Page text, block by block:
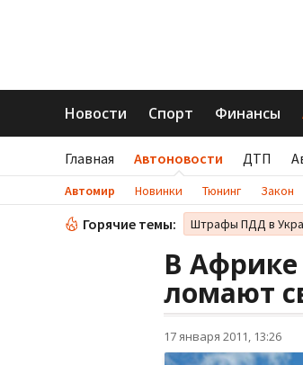
Новости Спорт Финансы
Главная Автоновости ДТП
Автомир Новинки Тюнинг Закон
Горячие темы: Штрафы ПДД в
В Африке
ломают
17 января 2011, 13:26